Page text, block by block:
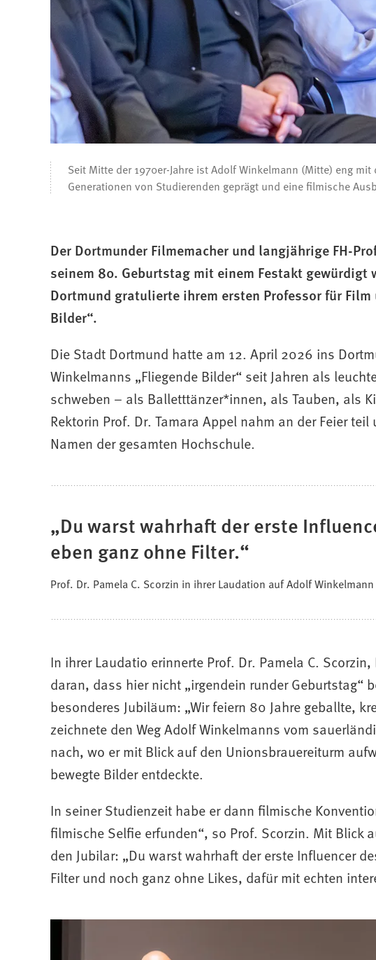
Seit Mitte der 1970er-Jahre ist Adolf Winkelmann (Mitte) eng
Generationen von Studierenden geprägt und eine filmische
Der Dortmunder Filmemacher und langjährige FH-
seinem 80. Geburtstag mit einem Festakt gewürdigt
Dortmund gratulierte ihrem ersten Professor für Film
Bilder“.
Die Stadt Dortmund hatte am 12. April 2026 ins
Winkelmanns „Fliegende Bilder“ seit Jahren als
schweben – als Balletttänzer*innen, als Tauben, als
Rektorin Prof. Dr. Tamara Appel nahm an der Feier
Namen der gesamten Hochschule.
Du warst wahrhaft der erste
eben ganz ohne Filter.
Prof. Dr. Pamela C. Scorzin in ihrer Laudation auf Adolf Winkelmann
In ihrer Laudatio erinnerte Prof. Dr. Pamela C.
daran, dass hier nicht „irgendein runder Geburtstag“
besonderes Jubiläum: „Wir feiern 80 Jahre geballte,
zeichnete den Weg Adolf Winkelmanns vom
nach, wo er mit Blick auf den Unionsbrauereiturm
bewegte Bilder entdeckte.
In seiner Studienzeit habe er dann filmische
filmische Selfie erfunden“, so Prof. Scorzin. Mit Blick
den Jubilar: „Du warst wahrhaft der erste Influencer
Filter und noch ganz ohne Likes, dafür mit echten